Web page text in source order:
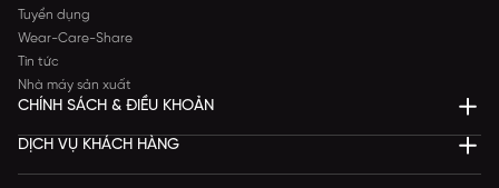
Tuyển dụng
Wear-Care-Share
Tin tức
Nhà máy sản xuất
CHÍNH SÁCH & ĐIỀU KHOẢN
DỊCH VỤ KHÁCH HÀNG